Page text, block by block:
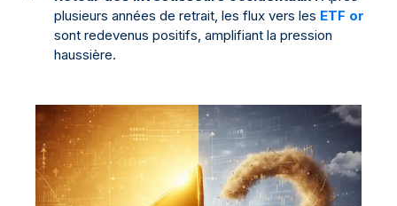
plusieurs années de retrait, les flux vers les ETF or
sont redevenus positifs, amplifiant la pression
haussière.